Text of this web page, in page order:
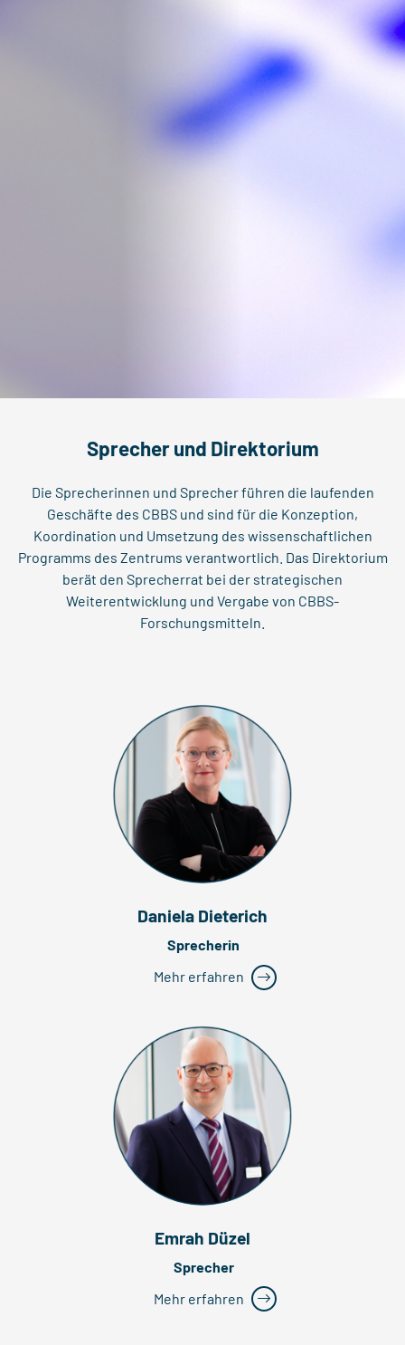
Sprecher und Direktorium
Die Sprecherinnen und Sprecher führen die laufenden
Geschäfte des CBBS und sind für die Konzeption,
Koordination und Umsetzung des wissenschaftlichen
Programms des Zentrums verantwortlich. Das Direktorium
berät den Sprecherrat bei der strategischen
Weiterentwicklung und Vergabe von CBBS-
Forschungsmitteln.
Daniela Dieterich
Sprecherin
Mehr erfahren
Emrah Düzel
Sprecher
Mehr erfahren